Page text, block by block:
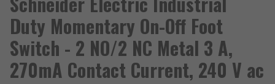
Duty Momentary On-Off Foot
Switch - 2 NO/2 NC Metal 3 A,
270mA Contact Current, 240 V ac